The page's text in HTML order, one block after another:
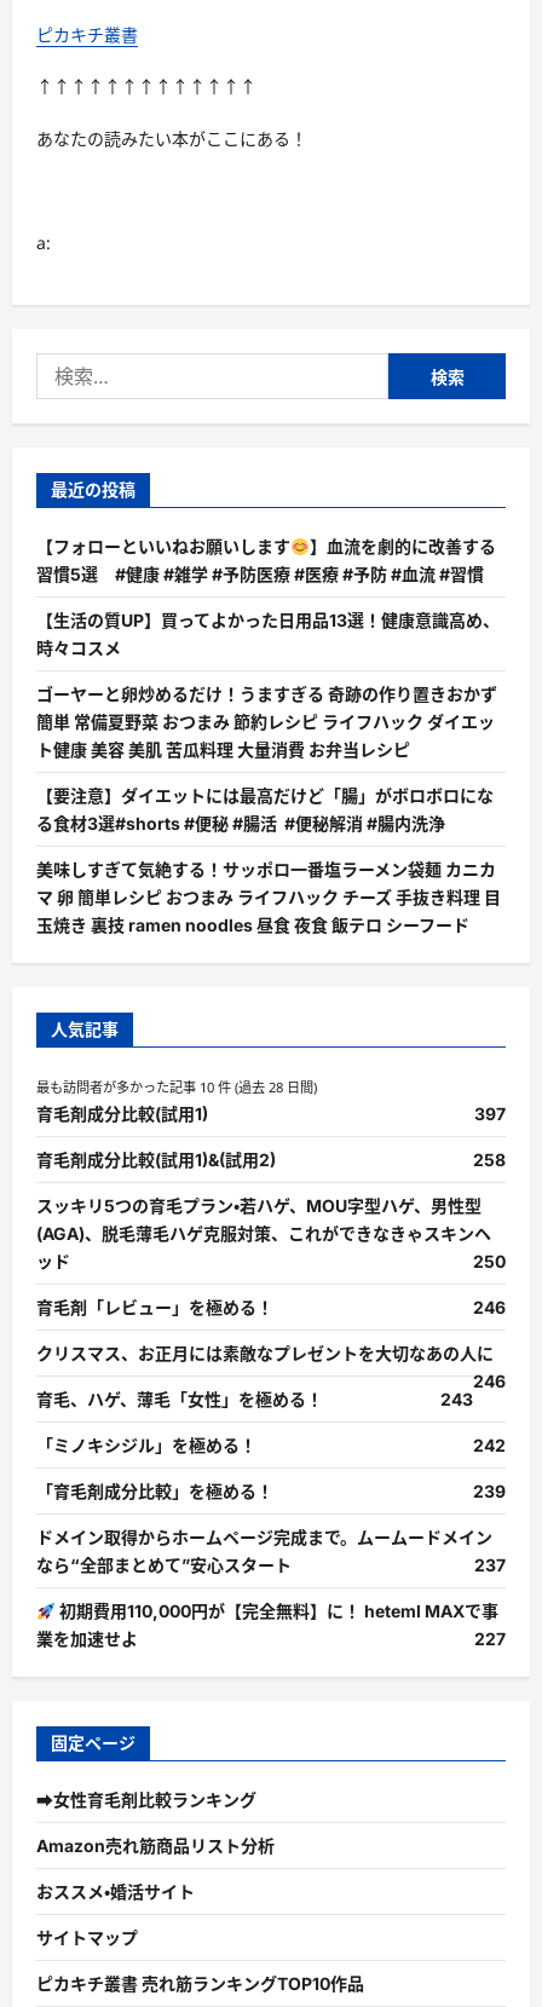
ピカキチ叢書
↑↑↑↑↑↑↑↑↑↑↑↑↑
あなたの読みたい本がここにある！
a:
索:
最近の投稿
【フォローといいねお願いします
】血流を劇的に改善する
習慣5選 #健康 #雑学 #予防医療 #医療 #予防 #血流 #習慣
【生活の質UP】買ってよかった日用品13選！健康意識高め、
時々コスメ
ゴーヤーと卵炒めるだけ！うますぎる 奇跡の作り置きおかず
簡単 常備夏野菜 おつまみ 節約レシピ ライフハック ダイエッ
ト健康 美容 美肌 苦瓜料理 大量消費 お弁当レシピ
【要注意】ダイエットには最高だけど「腸」がボロボロにな
る食材3選#shorts #便秘 #腸活 #便秘解消 #腸内洗浄
美味しすぎて気絶する！サッポロ一番塩ラーメン袋麺 カニカ
マ 卵 簡単レシピ おつまみ ライフハック チーズ 手抜き料理 目
玉焼き 裏技 ramen noodles 昼食 夜食 飯テロ シーフード
人気記事
最も訪問者が多かった記事 10 件 (過去 28 日間)
育毛剤成分比較(試用1) 397
育毛剤成分比較(試用1)&(試用2) 258
スッキリ5つの育毛プラン・若ハゲ、MOU字型ハゲ、男性型
(AGA)、脱毛薄毛ハゲ克服対策、これができなきゃスキンヘ
ッド
250
育毛剤「レビュー」を極める！ 246
クリスマス、お正月には素敵なプレゼントを大切なあの人に
246
育毛、ハゲ、薄毛「女性」を極める！
243
「ミノキシジル」を極める！ 242
「育毛剤成分比較」を極める！ 239
ドメイン取得からホームページ完成まで。ムームードメイン
なら“全部まとめて”安心スタート
237
初期費用110,000円が【完全無料】に！ heteml MAXで事
業を加速せよ
227
固定ページ
➡女性育毛剤比較ランキング
Amazon売れ筋商品リスト分析
おススメ・婚活サイト
サイトマップ
ピカキチ叢書 売れ筋ランキングTOP10作品